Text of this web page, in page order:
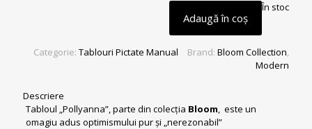
În stoc
Adaugă în coș
Categorie: Tablouri Pictate Manual Brand: Bloom Collection,
Modern
Descriere
Tabloul „Pollyanna”, parte din colecția Bloom, este un
omagiu adus optimismului pur și „nerezonabil”